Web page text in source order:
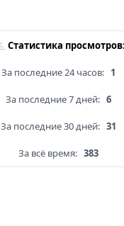
Статистика просмотров:
За последние 24 часов: 1
За последние 7 дней: 6
За последние 30 дней: 31
За всё время: 383